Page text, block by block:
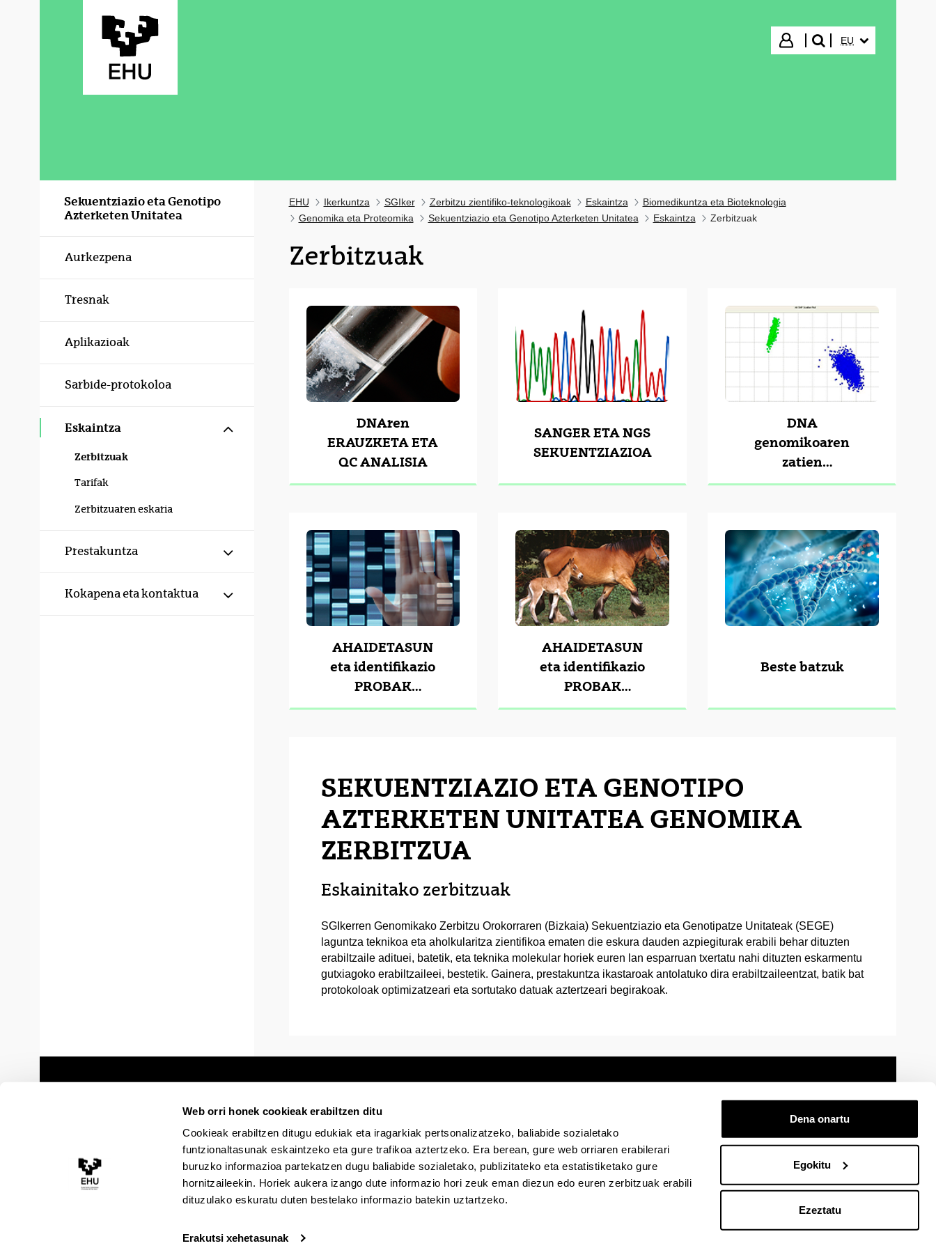
Web orri honek cookieak erabiltzen ditu
Cookieak erabiltzen ditugu edukiak eta iragarkiak pertsonalizatzeko, baliabide sozialetako
funtzionaltasunak eskaintzeko eta gure trafikoa aztertzeko. Era berean, gure web orriaren erabilerari
buruzko informazioa partekatzen dugu baliabide sozialetako, publizitateko eta estatistiketako gure
hornitzaileekin. Horiek aukera izango dute informazio hori zeuk eman diezun edo euren zerbitzuak erabili
dituzulako eskuratu duten bestelako informazio batekin uztartzeko.
Erakutsi xehetasunak
Dena onartu
Egokitu
Ezeztatu
Hasi saioa
bilatu"
EU
Sekuentziazio eta Genotipo
Azterketen Unitatea
Aurkezpena
Tresnak
Aplikazioak
Sarbide-protokoloa
Eskaintza Erakutsi/izkutatu azpiorriak
Zerbitzuak
Tarifak
Zerbitzuaren eskaria
Prestakuntza Erakutsi/izkutatu azpiorriak
Kokapena eta kontaktua Erakutsi/izkutatu azpiorriak
EHU Ikerkuntza SGIker Zerbitzu zientifiko-teknologikoak Eskaintza
Biomedikuntza eta Bioteknologia
Genomika eta Proteomika
Sekuentziazio eta Genotipo Azterketen Unitatea Eskaintza Zerbitzuak
Zerbitzuak
DNAren
ERAUZKETA ETA
QC ANALISIA
SANGER ETA NGS
SEKUENTZIAZIOA
DNA
genomikoaren
zatien
GENOTIPATZEA:
AHAIDETASUN
eta identifikazio
PROBAK
GIZAKIETAN
AHAIDETASUN
eta identifikazio
PROBAK
ANIMALIETAN
Beste batzuk
SEKUENTZIAZIO ETA GENOTIPO
AZTERKETEN UNITATEA GENOMIKA
ZERBITZUA
Eskainitako zerbitzuak
SGIkerren Genomikako Zerbitzu Orokorraren (Bizkaia) Sekuentziazio eta Genotipatze Unitateak (SEGE)
laguntza teknikoa eta aholkularitza zientifikoa ematen die eskura dauden azpiegiturak erabili behar dituzten
erabiltzaile adituei, batetik, eta teknika molekular horiek euren lan esparruan txertatu nahi dituzten eskarmentu
gutxiagoko erabiltzaileei, bestetik. Gainera, prestakuntza ikastaroak antolatuko dira erabiltzaileentzat, batik bat
protokoloak optimizatzeari eta sortutako datuak aztertzeari begirakoak.
Egoitza elektronikoa Irisgarritasuna Lege oharra Laguntza Kontaktua
EHU Tiktok-enEHU Bluesky-nEHU Facebook-enEHU Linkedin-enEHU Instagram-enEHU Youtube-enEHU Vimeo-enEHU Flickr-en